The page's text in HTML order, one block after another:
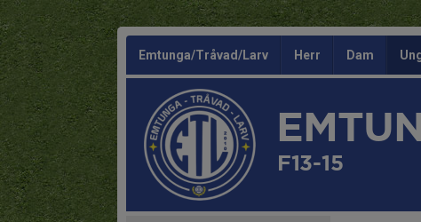
Emtunga/Tråvad/Larv Herr Dam
F13-15